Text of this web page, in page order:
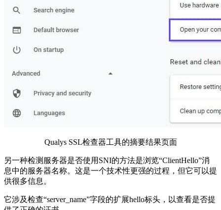
Qualys SSL检查器工具的摘要结果页面
另一种检测服务器是否使用SNI的方法是浏览“ClientHello”消
息中的服务器名称。这是一个技术性更强的过程，但它可以提
供很多信息。
它涉及检查“server_name”字段的扩展hello标头，以查看是否提